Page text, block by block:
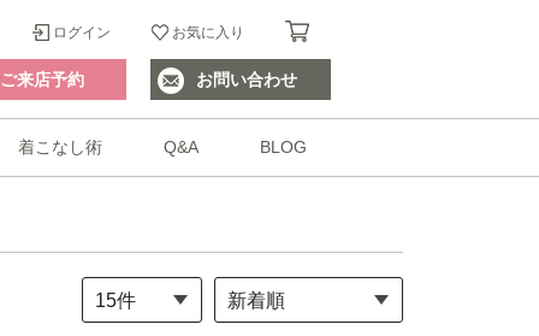
ログイン お気に入り
ご来店予約 お問い合わせ
着こなし術 Q&A BLOG